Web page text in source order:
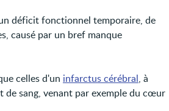
déficit fonctionnel temporaire, de
causé par un bref manque
celles d'un infarctus cérébral, à
sang, venant par exemple du cœur